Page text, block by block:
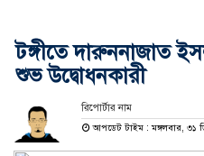
টঙ্গীতে দারুননাজাত
শুভ উদ্বোধনকারী
রিপোর্টার নাম
আপডেট টাইম : মঙ্গলবার, ৩১